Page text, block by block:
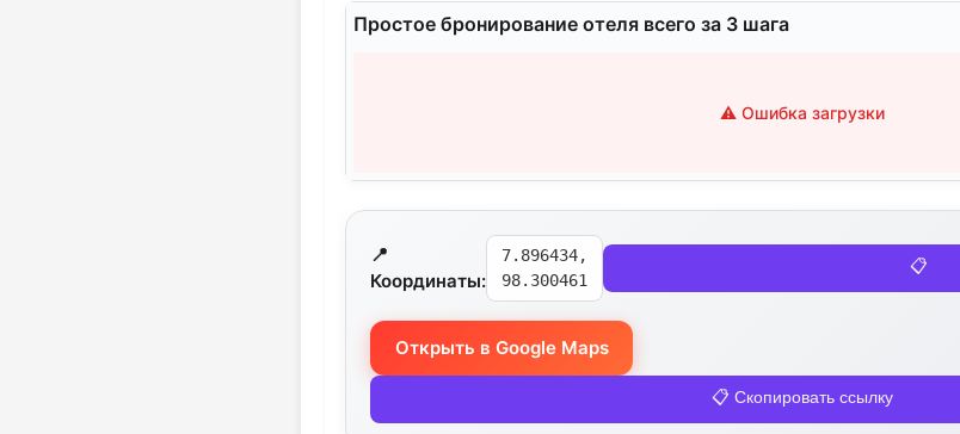
Простое бронирование отеля всего за 3 шага
⚠️ Ошибка загрузки
📍
Координаты:
7.896434,
98.300461
📋
Открыть в Google Maps
📋 Скопировать ссылку